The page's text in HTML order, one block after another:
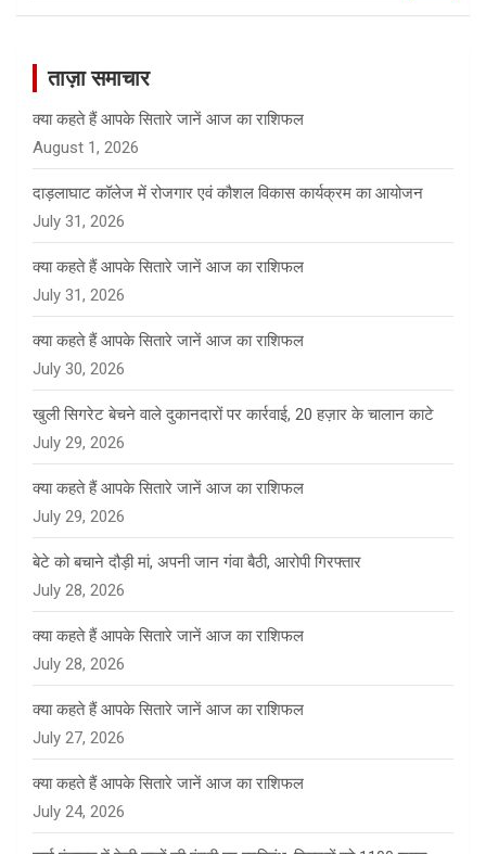
ताज़ा समाचार
क्या कहते हैं आपके सितारे जानें आज का राशिफल
August 1, 2026
दाड़लाघाट कॉलेज में रोजगार एवं कौशल विकास कार्यक्रम का आयोजन
July 31, 2026
क्या कहते हैं आपके सितारे जानें आज का राशिफल
July 31, 2026
क्या कहते हैं आपके सितारे जानें आज का राशिफल
July 30, 2026
खुली सिगरेट बेचने वाले दुकानदारों पर कार्रवाई, 20 हज़ार के चालान काटे
July 29, 2026
क्या कहते हैं आपके सितारे जानें आज का राशिफल
July 29, 2026
बेटे को बचाने दौड़ी मां, अपनी जान गंवा बैठी, आरोपी गिरफ्तार
July 28, 2026
क्या कहते हैं आपके सितारे जानें आज का राशिफल
July 28, 2026
क्या कहते हैं आपके सितारे जानें आज का राशिफल
July 27, 2026
क्या कहते हैं आपके सितारे जानें आज का राशिफल
July 24, 2026